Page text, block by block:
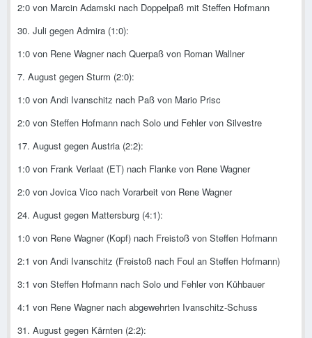
2:0 von Marcin Adamski nach Doppelpaß mit Steffen Hofmann
30. Juli gegen Admira (1:0):
1:0 von Rene Wagner nach Querpaß von Roman Wallner
7. August gegen Sturm (2:0):
1:0 von Andi Ivanschitz nach Paß von Mario Prisc
2:0 von Steffen Hofmann nach Solo und Fehler von Silvestre
17. August gegen Austria (2:2):
1:0 von Frank Verlaat (ET) nach Flanke von Rene Wagner
2:0 von Jovica Vico nach Vorarbeit von Rene Wagner
24. August gegen Mattersburg (4:1):
1:0 von Rene Wagner (Kopf) nach Freistoß von Steffen Hofmann
2:1 von Andi Ivanschitz (Freistoß nach Foul an Steffen Hofmann)
3:1 von Steffen Hofmann nach Solo und Fehler von Kühbauer
4:1 von Rene Wagner nach abgewehrten Ivanschitz-Schuss
31. August gegen Kärnten (2:2):